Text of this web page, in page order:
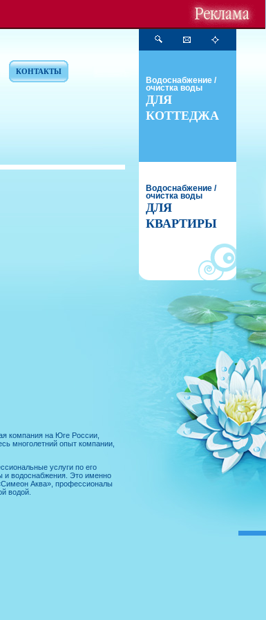
КОНТАКТЫ
компания на Юге России,
многолетний опыт компании,
услуги по его
и водоснабжения. Это именно
Аква», профессионалы
водой.
Водоснабжение /
очистка воды
ДЛЯ
КОТТЕДЖА
Водоснабжение /
очистка воды
ДЛЯ
КВАРТИРЫ